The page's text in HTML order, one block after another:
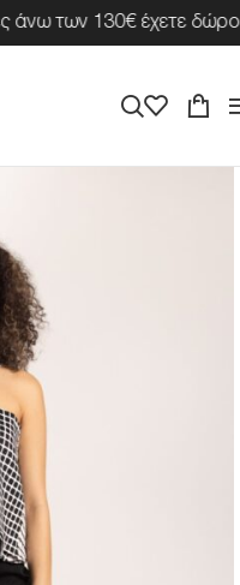
των 130€ έχετε δώρο